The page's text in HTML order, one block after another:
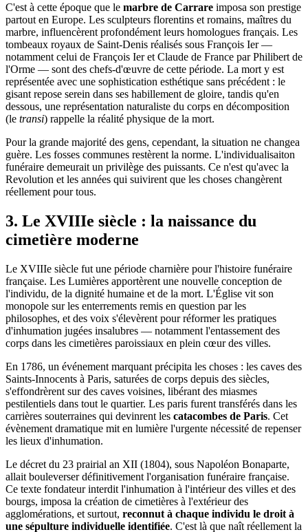
C'est à cette époque que le marbre de Carrare imposa son prestige
partout en Europe. Les sculpteurs florentins et romains, maîtres du
marbre, influencèrent profondément leurs homologues français. Les
tombeaux royaux de Saint-Denis réalisés sous François Ier —
notamment celui de François Ier et Claude de France par Philibert de
l'Orme — sont des chefs-d'œuvre de cette période. La mort y est
représentée avec une sophistication esthétique sans précédent : le
gisant repose serein dans ses habillement de gloire, tandis qu'en
dessous, une représentation naturaliste du corps en décomposition
(le transi) rappelle la réalité physique de la mort.
Pour la grande majorité des gens, cependant, la situation ne changea
guère. Les fosses communes restèrent la norme. L'individualisaiton
funéraire demeurait un privilège des puissants. Ce n'est qu'avec la
Revolution et les années qui suivirent que les choses changèrent
réellement pour tous.
3. Le XVIIIe siècle : la naissance du
cimetière moderne
Le XVIIIe siècle fut une période charnière pour l'histoire funéraire
française. Les Lumières apportèrent une nouvelle conception de
l'individu, de la dignité humaine et de la mort. L'Église vit son
monopole sur les enterrements remis en question par les
philosophes, et des voix s'élevèrent pour réformer les pratiques
d'inhumation jugées insalubres — notamment l'entassement des
corps dans les cimetières paroissiaux en plein cœur des villes.
En 1786, un événement marquant précipita les choses : les caves des
Saints-Innocents à Paris, saturées de corps depuis des siècles,
s'effondrèrent sur des caves voisines, libérant des miasmes
pestilentiels dans tout le quartier. Les paris furent transférés dans les
carrières souterraines qui devinrent les catacombes de Paris. Cet
évènement dramatique mit en lumière l'urgente nécessité de repenser
les lieux d'inhumation.
Le décret du 23 prairial an XII (1804), sous Napoléon Bonaparte,
allait bouleverser définitivement l'organisation funéraire française.
Ce texte fondateur interdit l'inhumation à l'intérieur des villes et des
bourgs, imposa la création de cimetières à l'extérieur des
agglomérations, et surtout, reconnut à chaque individu le droit à
une sépulture individuelle identifiée. C'est là que naît réellement la